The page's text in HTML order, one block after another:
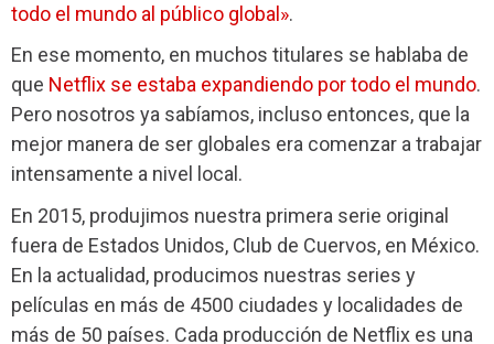
todo el mundo al público global».
En ese momento, en muchos titulares se hablaba de
que Netflix se estaba expandiendo por todo el mundo.
Pero nosotros ya sabíamos, incluso entonces, que la
mejor manera de ser globales era comenzar a trabajar
intensamente a nivel local.
En 2015, produjimos nuestra primera serie original
fuera de Estados Unidos, Club de Cuervos, en México.
En la actualidad, producimos nuestras series y
películas en más de 4500 ciudades y localidades de
más de 50 países. Cada producción de Netflix es una